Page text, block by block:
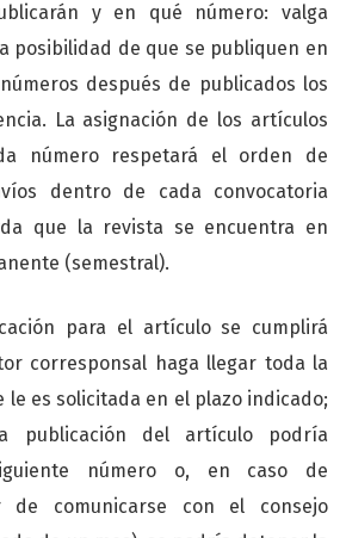
y en qué número: valga
posibilidad de que se publiquen en
después de publicados los
La asignación de los artículos
número respetará el orden de
dentro de cada convocatoria
que la revista se encuentra en
(semestral).
para el artículo se cumplirá
corresponsal haga llegar toda la
le es solicitada en el plazo indicado;
publicación del artículo podría
número o, en caso de
de comunicarse con el consejo